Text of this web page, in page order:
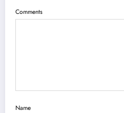
Comments
Name